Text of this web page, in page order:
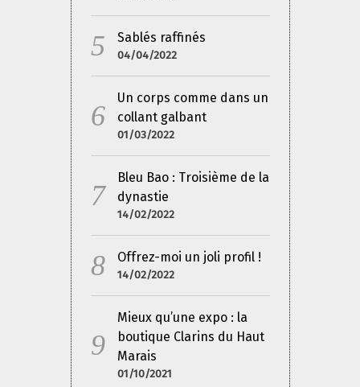
Sablés raffinés
04/04/2022
Un corps comme dans un
collant galbant
01/03/2022
Bleu Bao : Troisième de la
dynastie
14/02/2022
Offrez-moi un joli profil !
14/02/2022
Mieux qu’une expo : la
boutique Clarins du Haut
Marais
01/10/2021